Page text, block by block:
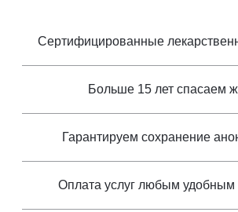
Сертифицированные
Больше 15 лет спасаем
Гарантируем сохранение
Оплата услуг любым удобным